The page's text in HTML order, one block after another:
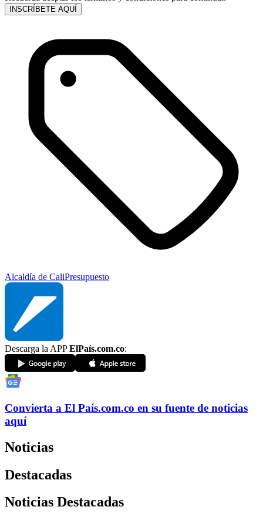
INSCRÍBETE AQUÍ
Alcaldía de CaliPresupuesto
Descarga la APPElPaís.com.co:
Convierta a El País.com.co en su fuente de noticias
aquí
Noticias
Destacadas
Noticias Destacadas